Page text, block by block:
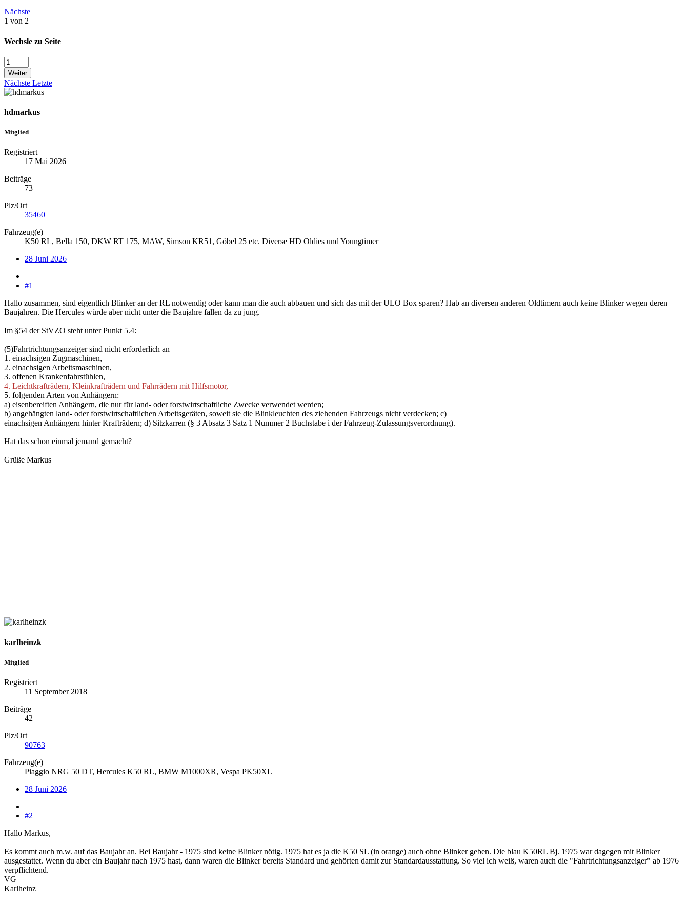
Nächste
1 von 2
Wechsle zu Seite
Weiter
Nächste Letzte
hdmarkus
Mitglied
Registriert
17 Mai 2026
Beiträge
73
Plz/Ort
35460
Fahrzeug(e)
K50 RL, Bella 150, DKW RT 175, MAW, Simson KR51, Göbel 25 etc. Diverse HD Oldies und Youngtimer
28 Juni 2026
#1
Hallo zusammen, sind eigentlich Blinker an der RL notwendig oder kann man die auch abbauen und sich das mit der ULO Box sparen? Hab an diversen anderen Oldtimern auch keine Blinker wegen deren
Baujahren. Die Hercules würde aber nicht unter die Baujahre fallen da zu jung.
Im §54 der StVZO steht unter Punkt 5.4:
(5)Fahrtrichtungsanzeiger sind nicht erforderlich an
1. einachsigen Zugmaschinen,
2. einachsigen Arbeitsmaschinen,
3. offenen Krankenfahrstühlen,
4. Leichtkrafträdern, Kleinkrafträdern und Fahrrädern mit Hilfsmotor,
5. folgenden Arten von Anhängern:
a) eisenbereiften Anhängern, die nur für land- oder forstwirtschaftliche Zwecke verwendet werden;
b) angehängten land- oder forstwirtschaftlichen Arbeitsgeräten, soweit sie die Blinkleuchten des ziehenden Fahrzeugs nicht verdecken; c)
einachsigen Anhängern hinter Krafträdern; d) Sitzkarren (§ 3 Absatz 3 Satz 1 Nummer 2 Buchstabe i der Fahrzeug-Zulassungsverordnung).
Hat das schon einmal jemand gemacht?
Grüße Markus
karlheinzk
Mitglied
Registriert
11 September 2018
Beiträge
42
Plz/Ort
90763
Fahrzeug(e)
Piaggio NRG 50 DT, Hercules K50 RL, BMW M1000XR, Vespa PK50XL
28 Juni 2026
#2
Hallo Markus,
Es kommt auch m.w. auf das Baujahr an. Bei Baujahr - 1975 sind keine Blinker nötig. 1975 hat es ja die K50 SL (in orange) auch ohne Blinker geben. Die blau K50RL Bj. 1975 war dagegen mit Blinker
ausgestattet. Wenn du aber ein Baujahr nach 1975 hast, dann waren die Blinker bereits Standard und gehörten damit zur Standardausstattung. So viel ich weiß, waren auch die "Fahrtrichtungsanzeiger" ab 1976
verpflichtend.
VG
Karlheinz